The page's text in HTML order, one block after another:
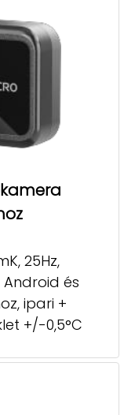
25Hz,
Android és
ipari +
+/-0,5°C